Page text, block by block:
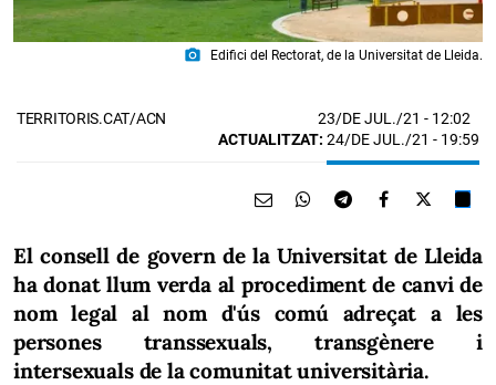
photo_camera Edifici del Rectorat, de la Universitat de Lleida.
TERRITORIS.CAT/ACN 23/DE JUL./21 - 12:02
ACTUALITZAT: 24/DE JUL./21 - 19:59
El consell de govern de la Universitat de Lleida
ha donat llum verda al procediment de canvi de
nom legal al nom d'ús comú adreçat a les
persones transsexuals, transgènere i
intersexuals de la comunitat universitària.